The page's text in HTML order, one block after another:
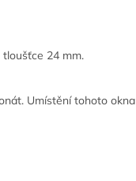
24 mm.
Umístění tohoto okna